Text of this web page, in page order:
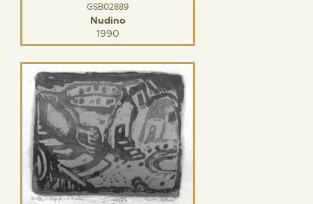
GSB02889
Nudino
1990